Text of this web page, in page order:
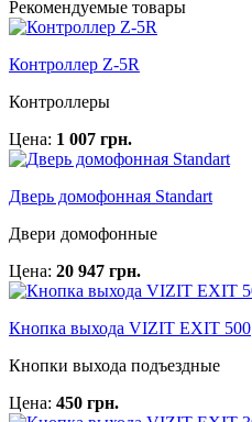
Рекомендуемые товары
Контроллер Z-5R
Контроллеры
Цена: 1 007 грн.
Дверь домофонная Standart
Двери домофонные
Цена: 20 947 грн.
Кнопка выхода VIZIT EXIT 500
Кнопки выхода подъездные
Цена: 450 грн.